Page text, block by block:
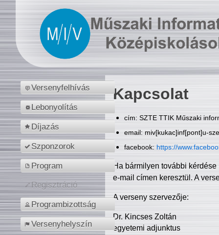
Versenyfelhívás
Lebonyolítás
Díjazás
Szponzorok
Program
Regisztráció
Programbizottság
Versenyhelyszín
Kapcsolat
cím: SZTE TTIK Műszaki
email: miv[kukac]inf[pont]u-
facebook: https://
Ha bármilyen további
e-mail címen keresztül. A
A verseny szervezője:
Dr. Kincses Zoltán
egyetemi adjunktus